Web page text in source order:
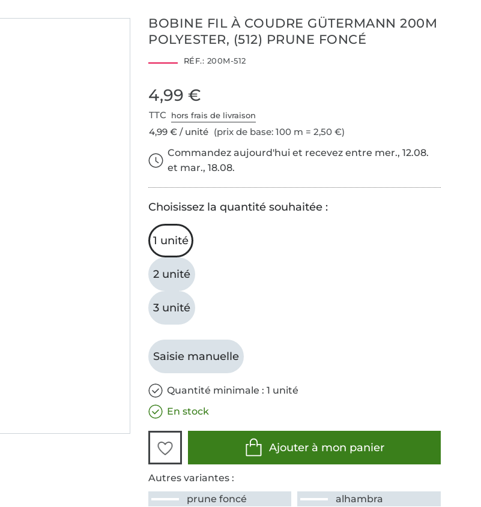
BOBINE FIL À COUDRE GÜTERMANN 200M
POLYESTER, (512) PRUNE FONCÉ
RÉF.: 200M-512
4,99 €
TTC hors frais de livraison
4,99 € / unité (prix de base: 100 m = 2,50 €)
Commandez aujourd'hui et recevez entre mer., 12.08.
et mar., 18.08.
Choisissez la quantité souhaitée :
1 unité
2 unité
3 unité
Saisie manuelle
Quantité minimale : 1 unité
En stock
Ajouter à mon panier
Autres variantes :
prune foncé
alhambra